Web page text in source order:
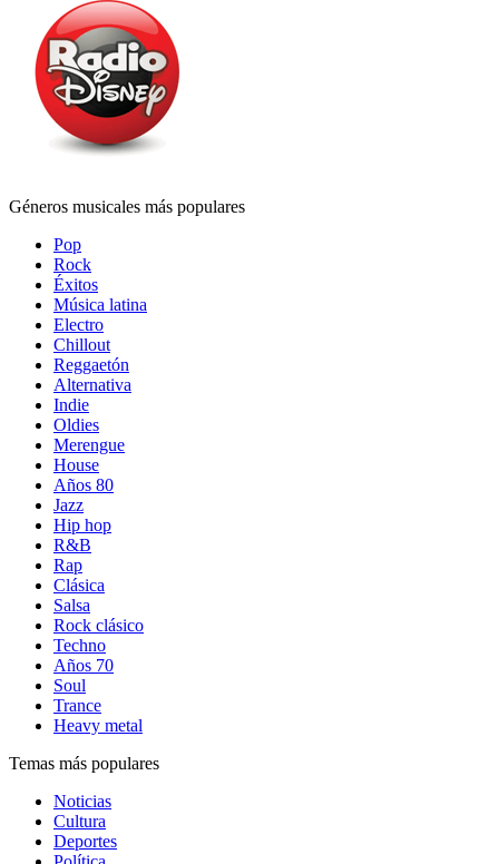
Géneros musicales más populares
Pop
Rock
Éxitos
Música latina
Electro
Chillout
Reggaetón
Alternativa
Indie
Oldies
Merengue
House
Años 80
Jazz
Hip hop
R&B
Rap
Clásica
Salsa
Rock clásico
Techno
Años 70
Soul
Trance
Heavy metal
Temas más populares
Noticias
Cultura
Deportes